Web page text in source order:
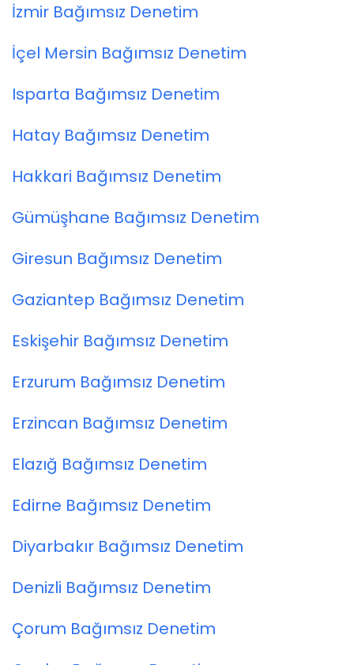
İzmir Bağımsız Denetim
İçel Mersin Bağımsız Denetim
Isparta Bağımsız Denetim
Hatay Bağımsız Denetim
Hakkari Bağımsız Denetim
Gümüşhane Bağımsız Denetim
Giresun Bağımsız Denetim
Gaziantep Bağımsız Denetim
Eskişehir Bağımsız Denetim
Erzurum Bağımsız Denetim
Erzincan Bağımsız Denetim
Elazığ Bağımsız Denetim
Edirne Bağımsız Denetim
Diyarbakır Bağımsız Denetim
Denizli Bağımsız Denetim
Çorum Bağımsız Denetim